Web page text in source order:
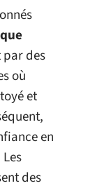
par des
où
et
en
des